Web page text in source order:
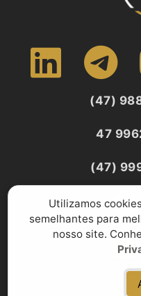
Utilizamos
semelhantes para
nosso site.
(47)
47
(47)